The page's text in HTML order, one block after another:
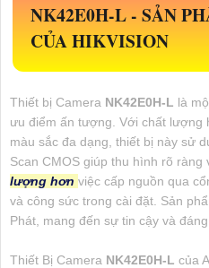
NK42E0H-L- SẢN
CỦA HIKVISION
Thiết bị Camera NK42E0H-L là
ưu điểm ấn tượng. Với chất lượng
màu sắc đa dạng, thiết bị này sử
Scan CMOS giúp thu hình rõ ràng
lượng hơn việc cấp nguồn qua
và công sức trong cài đặt. Sản
Phát, mang đến sự tin cậy và
Thiết Bị Camera NK42E0H-L của